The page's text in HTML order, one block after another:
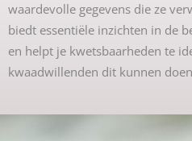
waardevolle gegevens die ze
biedt essentiële inzichten in de
en helpt je kwetsbaarheden te
kwaadwillenden dit kunnen